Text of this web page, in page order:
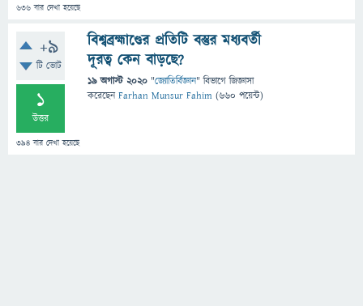
636 বার দেখা হয়েছে
+9
টি ভোট
1
উত্তর
394 বার দেখা হয়েছে
বিশ্বব্রহ্মাণ্ডের প্রতিটি বস্তুর মধ্যবর্তী
দূরত্ব কেন বাড়ছে?
19 অগাস্ট 2020 "জ্যোতির্বিজ্ঞান" বিভাগে জিজ্ঞাসা
করেছেনFarhan Munsur Fahim (660 পয়েন্ট)